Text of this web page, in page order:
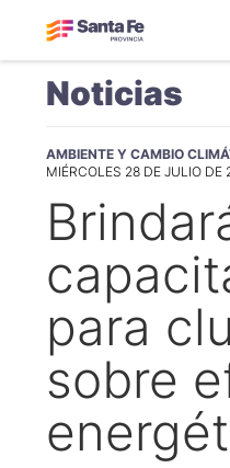
Noticias
AMBIENTE Y CAMBIO
MIÉRCOLES 28 DE JULIO DE
para
sobre